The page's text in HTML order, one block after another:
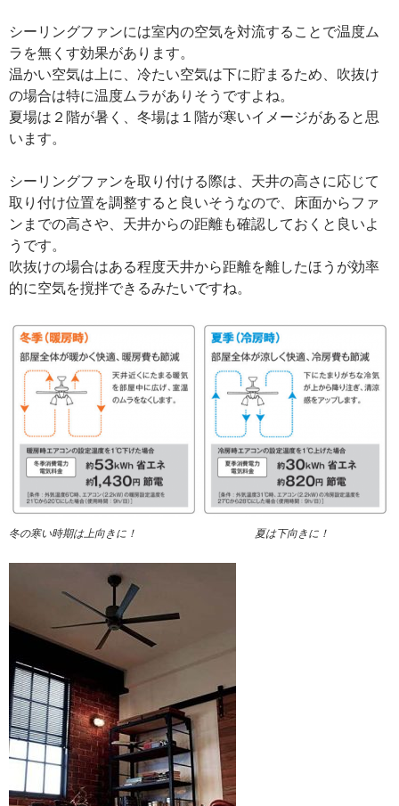
シーリングファンには室内の空気を対流することで温度ム
ラを無くす効果があります。
温かい空気は上に、冷たい空気は下に貯まるため、吹抜け
の場合は特に温度ムラがありそうですよね。
夏場は２階が暑く、冬場は１階が寒いイメージがあると思
います。
シーリングファンを取り付ける際は、天井の高さに応じて
取り付け位置を調整すると良いそうなので、床面からファ
ンまでの高さや、天井からの距離も確認しておくと良いよ
うです。
吹抜けの場合はある程度天井から距離を離したほうが効率
的に空気を撹拌できるみたいですね。
冬の寒い時期は上向きに！ 夏は下向きに！